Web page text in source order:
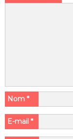
Nom *
E-mail *